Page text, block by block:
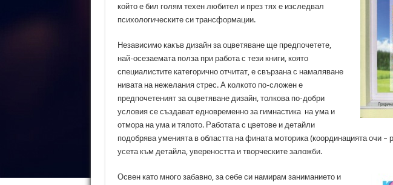
който е бил голям техен любител и през тях е изследвал
психологическите си трансформации.
Независимо какъв дизайн за оцветяване ще предпочетете,
най-осезаемата полза при работа с тези книги, която
специалистите категорично отчитат, е свързана с намаляване
нивата на нежелания стрес. А колкото по-сложен е
предпочетеният за оцветяване дизайн, толкова по-добри
условия се създават едновременно за гимнастика на ума и
отмора на ума и тялото. Работата с цветове и детайли
подобрява уменията в областта на фината моторика (координацията очи –
усета към детайла, увереността и творческите заложби.
Освен като много забавно, за себе си намирам заниманието и